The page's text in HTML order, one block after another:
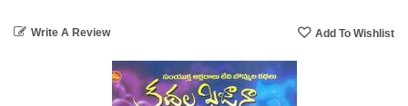
Write A Review